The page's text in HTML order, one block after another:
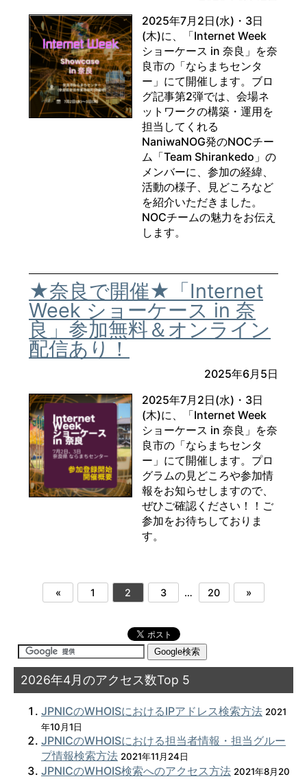
2025年7月2日(水)・3日
(木)に、「Internet Week
ショーケース in 奈良」を奈
良市の「ならまちセンタ
ー」にて開催します。ブロ
グ記事第2弾では、会場ネ
ットワークの構築・運用を
担当してくれる
NaniwaNOG発のNOCチー
ム「Team Shirankedo」の
メンバーに、参加の経緯、
活動の様子、見どころなど
を紹介いただきました。
NOCチームの魅力をお伝え
します。
★奈良で開催★「Internet
Week ショーケース in 奈
良」参加無料＆オンライン
配信あり！
2025年6月5日
2025年7月2日(水)・3日
(木)に、「Internet Week
ショーケース in 奈良」を奈
良市の「ならまちセンタ
ー」にて開催します。プロ
グラムの見どころや参加情
報をお知らせしますので、
ぜひご確認ください！！ご
参加をお待ちしておりま
す。
« 1 2 3 … 20 »
2026年4月のアクセス数Top 5
JPNICのWHOISにおけるIPアドレス検索方法 2021
年10月1日
JPNICのWHOISにおける担当者情報・担当グルー
プ情報検索方法 2021年11月24日
JPNICのWHOIS検索へのアクセス方法 2021年8月20